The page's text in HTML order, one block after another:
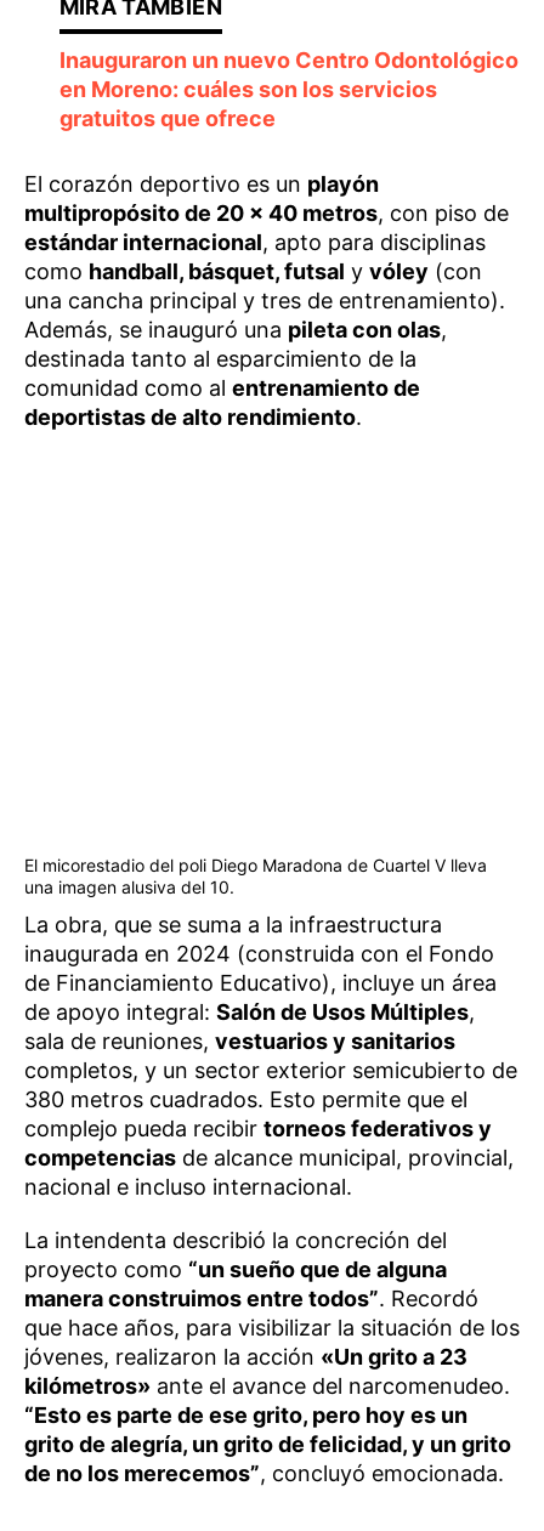
Inauguraron un nuevo Centro Odontológico
en Moreno: cuáles son los servicios
gratuitos que ofrece
El corazón deportivo es un playón
multipropósito de 20 x 40 metros, con piso de
estándar internacional, apto para disciplinas
como handball, básquet, futsal y vóley (con
una cancha principal y tres de entrenamiento).
Además, se inauguró una pileta con olas,
destinada tanto al esparcimiento de la
comunidad como al entrenamiento de
deportistas de alto rendimiento.
El micorestadio del poli Diego Maradona de Cuartel V lleva
una imagen alusiva del 10.
La obra, que se suma a la infraestructura
inaugurada en 2024 (construida con el Fondo
de Financiamiento Educativo), incluye un área
de apoyo integral: Salón de Usos Múltiples,
sala de reuniones, vestuarios y sanitarios
completos, y un sector exterior semicubierto de
380 metros cuadrados. Esto permite que el
complejo pueda recibir torneos federativos y
competencias de alcance municipal, provincial,
nacional e incluso internacional.
La intendenta describió la concreción del
proyecto como “un sueño que de alguna
manera construimos entre todos”. Recordó
que hace años, para visibilizar la situación de los
jóvenes, realizaron la acción «Un grito a 23
kilómetros» ante el avance del narcomenudeo.
“Esto es parte de ese grito, pero hoy es un
grito de alegría, un grito de felicidad, y un grito
de no los merecemos”, concluyó emocionada.